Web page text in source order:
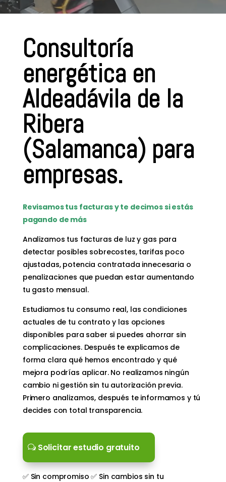
Consultoría
energética en
Aldeadávila de la
Ribera
(Salamanca) para
empresas.
Revisamos tus facturas y te decimos si estás
pagando de más
Analizamos tus facturas de luz y gas para
detectar posibles sobrecostes, tarifas poco
ajustadas, potencia contratada innecesaria o
penalizaciones que puedan estar aumentando
tu gasto mensual.
Estudiamos tu consumo real, las condiciones
actuales de tu contrato y las opciones
disponibles para saber si puedes ahorrar sin
complicaciones. Después te explicamos de
forma clara qué hemos encontrado y qué
mejora podrías aplicar. No realizamos ningún
cambio ni gestión sin tu autorización previa.
Primero analizamos, después te informamos y tú
decides con total transparencia.
Solicitar estudio gratuito
✅ Sin compromiso ✅ Sin cambios sin tu